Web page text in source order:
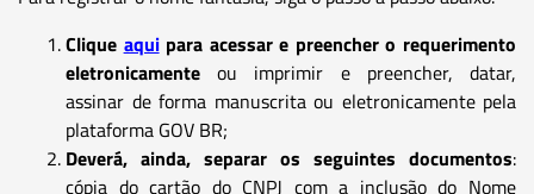
Clique aquipara acessar e preencher o requerimento
eletronicamente ou imprimir e preencher, datar,
assinar de forma manuscrita ou eletronicamente pela
plataforma GOV BR;
Deverá, ainda, separar os seguintes documentos:
cópia do cartão do CNPJ com a inclusão do Nome